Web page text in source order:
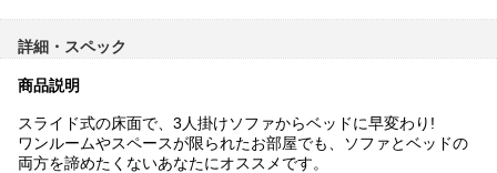
詳細・スペック
商品説明
スライド式の床面で、3人掛けソファからベッドに早変わり!
ワンルームやスペースが限られたお部屋でも、ソファとベッドの
両方を諦めたくないあなたにオススメです。